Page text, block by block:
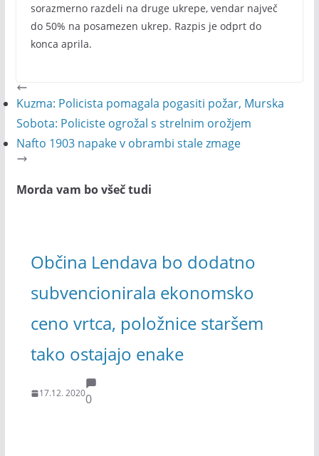
sorazmerno razdeli na druge ukrepe, vendar največ
do 50% na posamezen ukrep. Razpis je odprt do
konca aprila.
Kuzma: Policista pomagala pogasiti požar, Murska
Sobota: Policiste ogrožal s strelnim orožjem
Nafto 1903 napake v obrambi stale zmage
Morda vam bo všeč tudi
Občina Lendava bo dodatno
subvencionirala ekonomsko
ceno vrtca, položnice staršem
tako ostajajo enake
17.12. 20200